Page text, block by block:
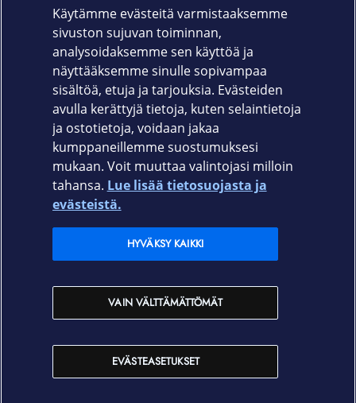
näytönsuojakalvo on myös helppo asentaa, eikä se
vaikuta Samsung Galaxy S8/S9 -puhelimesi
kosketusnäytön ominaisuuksiin.
Tuotekoodi: 860-9984
Elisa.fi
Elisan myymälät
Käytämme evästeitä varmistaaksemme
sivuston sujuvan toiminnan,
analysoidaksemme sen käyttöä ja
näyttääksemme sinulle sopivampaa
sisältöä, etuja ja tarjouksia. Evästeiden
avulla kerättyjä tietoja, kuten selaintietoja
ja ostotietoja, voidaan jakaa
kumppaneillemme suostumuksesi
mukaan. Voit muuttaa valintojasi milloin
tahansa. Lue lisää tietosuojasta ja
evästeistä.
EVÄSTEASETUKSET
VAIN VÄLTTÄMÄTTÖMÄT
HYVÄKSY KAIKKI